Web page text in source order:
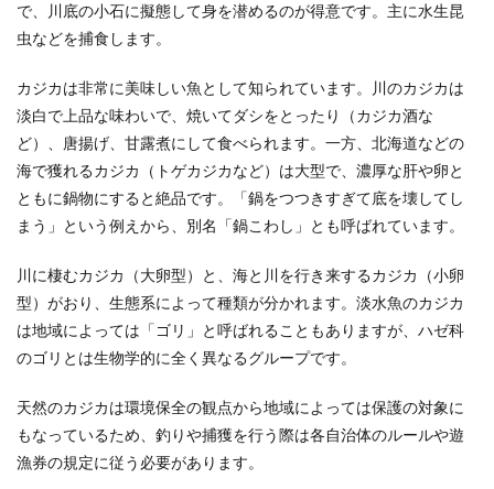
で、川底の小石に擬態して身を潜めるのが得意です。主に水生昆
虫などを捕食します。
カジカは非常に美味しい魚として知られています。川のカジカは
淡白で上品な味わいで、焼いてダシをとったり（カジカ酒な
ど）、唐揚げ、甘露煮にして食べられます。一方、北海道などの
海で獲れるカジカ（トゲカジカなど）は大型で、濃厚な肝や卵と
ともに鍋物にすると絶品です。「鍋をつつきすぎて底を壊してし
まう」という例えから、別名「鍋こわし」とも呼ばれています。
川に棲むカジカ（大卵型）と、海と川を行き来するカジカ（小卵
型）がおり、生態系によって種類が分かれます。淡水魚のカジカ
は地域によっては「ゴリ」と呼ばれることもありますが、ハゼ科
のゴリとは生物学的に全く異なるグループです。
天然のカジカは環境保全の観点から地域によっては保護の対象に
もなっているため、釣りや捕獲を行う際は各自治体のルールや遊
漁券の規定に従う必要があります。